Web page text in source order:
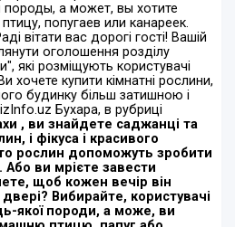
а может, вы хотите
попугаев или канареек.
вітати вас дорогі гості! Вашій
оголошення розділу
які розміщують користувачі
хочете купити кімнатні рослини,
будинку більш затишною і
Бухара, в рубриці
, ви знайдете саджанці та
і фікуса і красивого
рослин допоможуть зробити
ви мрієте завести
щоб кожен вечір він
Вибирайте, користувачі
якої породи, а може, ви